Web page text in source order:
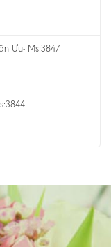
Ưu- Ms:3847